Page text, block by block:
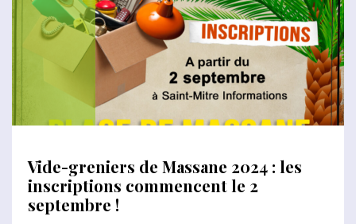
Vide-greniers de Massane 2024 : les
inscriptions commencent le 2
septembre !